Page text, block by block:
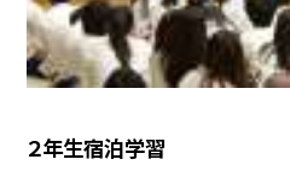
２年生宿泊学習